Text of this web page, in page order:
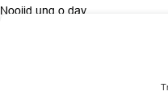
Nooijd ung o day